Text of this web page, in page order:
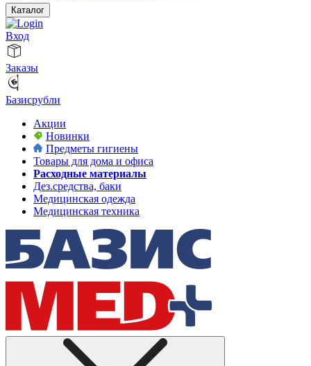
Каталог
Вход
Заказы
Базисрубли
Акции
Новинки
Предметы гигиены
Товары для дома и офиса
Расходные материалы
Дез.средства, баки
Медицинская одежда
Медицинская техника